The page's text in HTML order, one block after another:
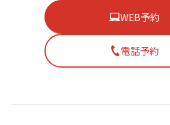
WEB予約
電話予約